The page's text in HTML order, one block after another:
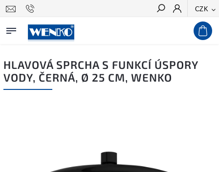
CZK
Hledat
HLAVOVÁ SPRCHA S FUNKCÍ ÚSPORY
VODY, ČERNÁ, Ø 25 CM, WENKO